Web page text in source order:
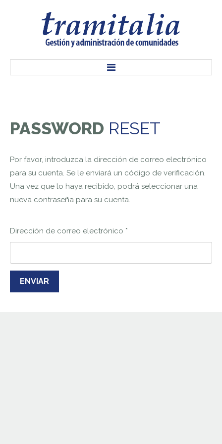
NOSOTROS
SERVICIOS
CONTACTO
PASSWORD RESET
Por favor, introduzca la dirección de correo electrónico
para su cuenta. Se le enviará un código de verificación.
Una vez que lo haya recibido, podrá seleccionar una
nueva contraseña para su cuenta.
Dirección de correo electrónico *
ENVIAR